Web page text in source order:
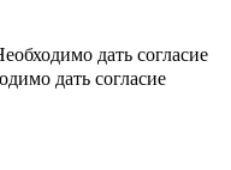
дать согласие
дать согласие